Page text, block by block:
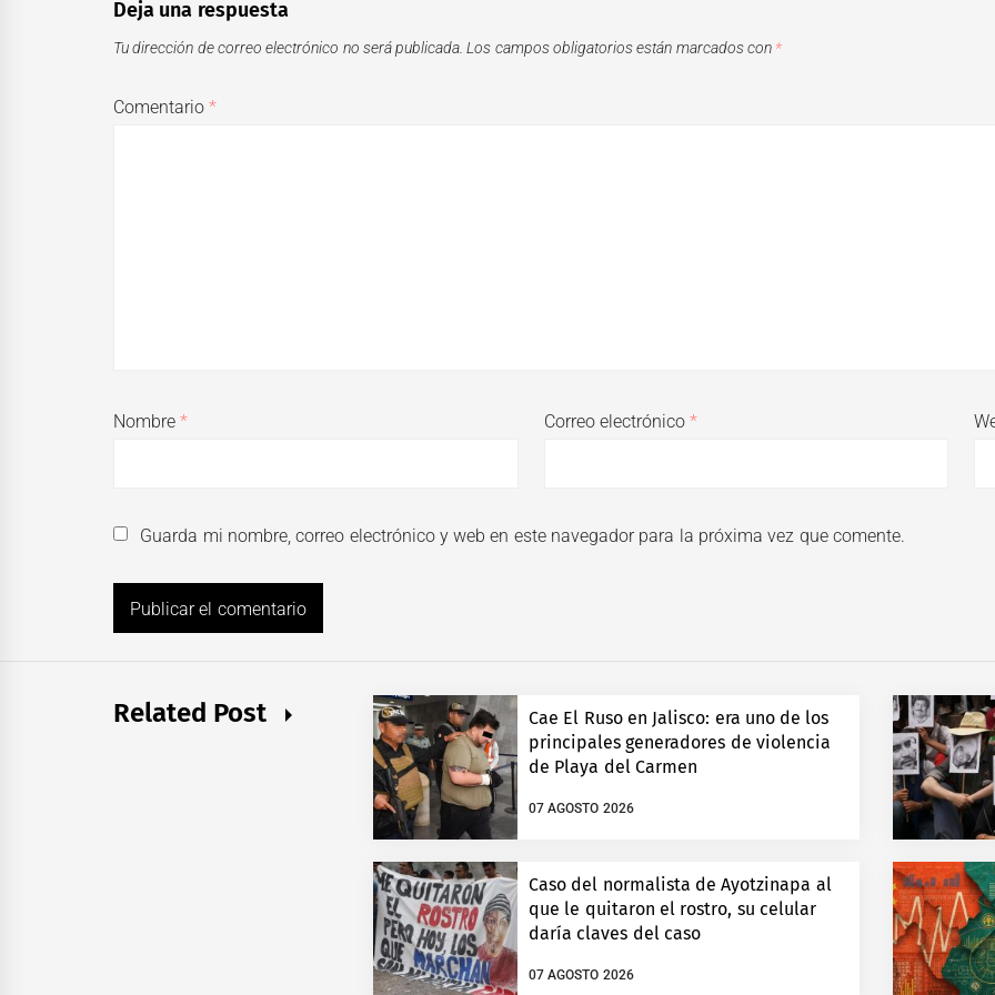
Deja una respuesta
Tu dirección de correo electrónico no será publicada. Los campos obligatorios están marcados con *
Comentario*
Nombre* Correo electrónico*
Guarda mi nombre, correo electrónico y web en este navegador para la próxima vez que comente.
Related Post
Cae El Ruso en Jalisco: era uno de los
principales generadores de violencia
de Playa del Carmen
07 AGOSTO 2026
Caso del normalista de Ayotzinapa al
que le quitaron el rostro, su celular
daría claves del caso
07 AGOSTO 2026